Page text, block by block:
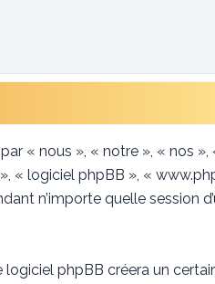
« nous », « notre », « nos »,
« logiciel phpBB », «
n’importe quelle session
phpBB créera un